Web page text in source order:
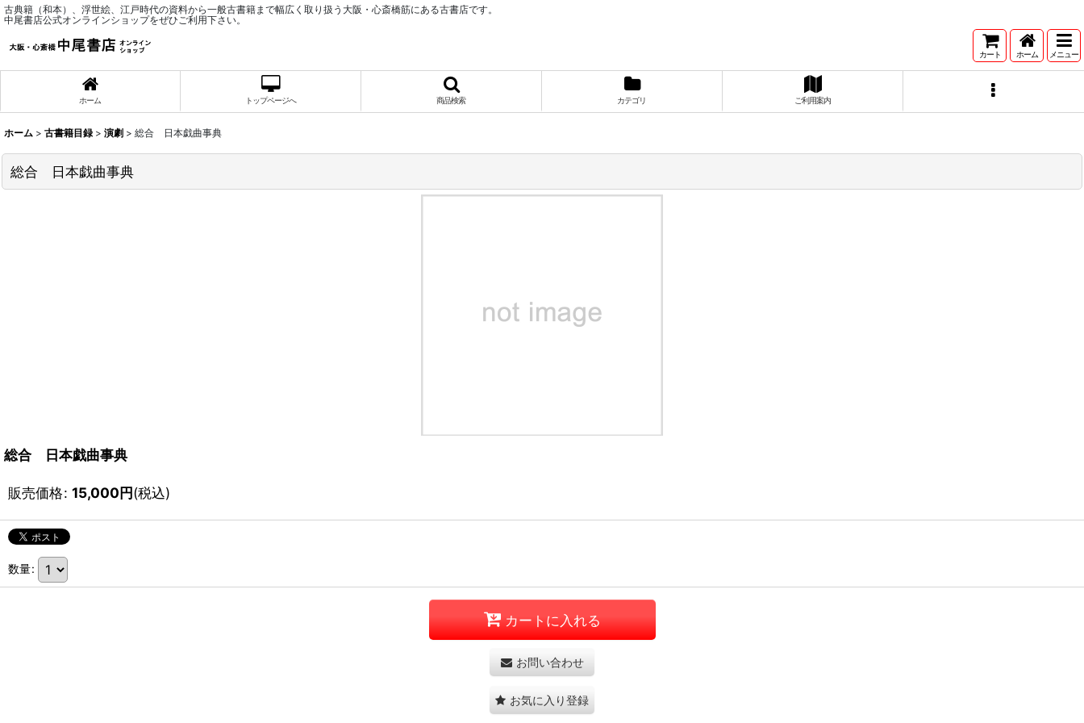
古典籍（和本）、浮世絵、江戸時代の資料から一般古書籍まで幅広く取り扱う大阪・心斎橋筋にある古書店です。
中尾書店公式オンラインショップをぜひご利用下さい。
カート ホーム メニュー
ホーム トップページへ 商品検索 カテゴリ ご利用案内
ホーム > 古書籍目録 > 演劇 > 総合 日本戯曲事典
総合 日本戯曲事典
総合 日本戯曲事典
販売価格: 15,000円(税込)
数量:
カートに入れる
お問い合わせ
お気に入り登録